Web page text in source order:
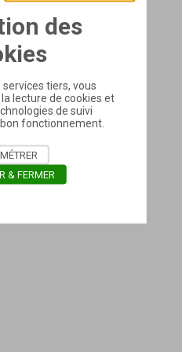
des
tiers, vous
lecture de cookies et
de suivi
fonctionnement.
& FERMER